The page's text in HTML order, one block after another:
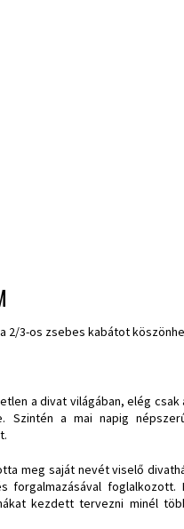
2/3-os zsebes kabátot
a divat világában, elég
Szintén a mai napig
meg saját nevét viselő
forgalmazásával
kezdett tervezni minél